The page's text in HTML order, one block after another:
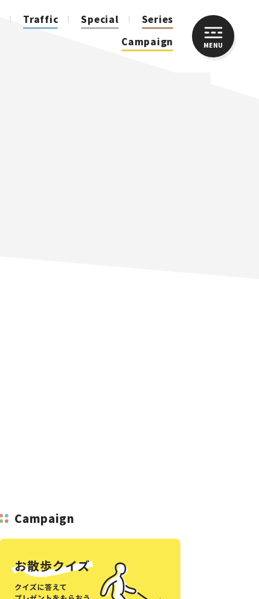
Traffic Special
Series
Campaign
MENU
Campaign
CLOSE